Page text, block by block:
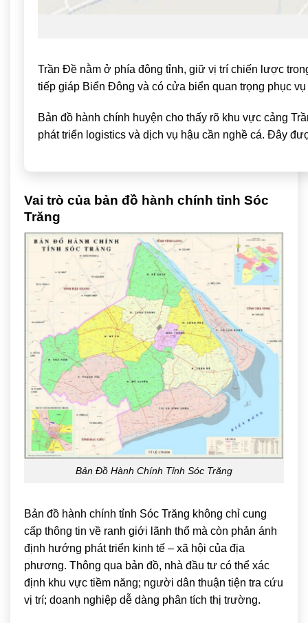
Trần Đề nằm ở phía đông tỉnh, giữ vị trí chiến lược
tiếp giáp Biển Đông và có cửa biển quan trọng phục
Bản đồ hành chính huyện cho thấy rõ khu vực cảng
phát triển logistics và dịch vụ hậu cần nghề cá. Đây
Vai trò của bản đồ hành chính tỉnh Sóc
Trăng
Bản Đồ Hành Chính Tỉnh Sóc Trăng
Bản đồ hành chính tỉnh Sóc Trăng không chỉ cung
cấp thông tin về ranh giới lãnh thổ mà còn phản ánh
định hướng phát triển kinh tế – xã hội của địa
phương. Thông qua bản đồ, nhà đầu tư có thể xác
định khu vực tiềm năng; người dân thuận tiện tra cứu
vị trí; doanh nghiệp dễ dàng phân tích thị trường.